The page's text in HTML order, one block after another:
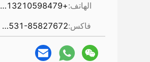
الهاتف:
+86-13210598479
فاكس:
86-531-85827672